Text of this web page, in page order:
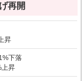
再開
昇
下落
上昇